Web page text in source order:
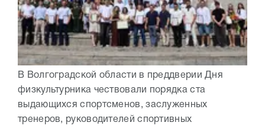
В Волгоградской области в преддверии Дня
физкультурника чествовали порядка ста
выдающихся спортсменов, заслуженных
тренеров, руководителей спортивных